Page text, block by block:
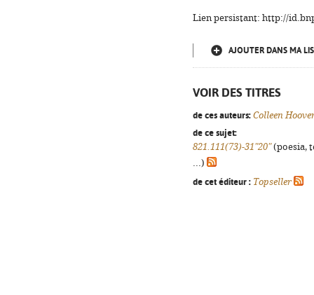
Lien persistant: http://
AJOUTER DANS MA
VOIR DES TITRES
de ces auteurs: Colleen
de ce sujet:
821.111(73)-31"20"(poesia,
...)
de cet éditeur : Topseller